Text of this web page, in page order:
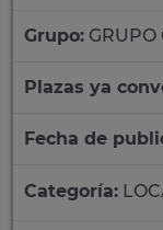
Grupo: GRUPO
Plazas ya
Fecha de
Categoría: